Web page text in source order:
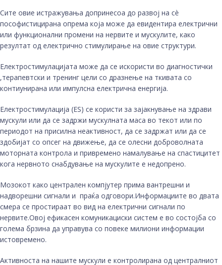
Сите овие истражувања допринесоа до развој на сè
пософистицирана опрема која може да евидентира електрични
или функционални промени на нервите и мускулите, како
резултат од електрично стимулирање на овие структури.
Електростимулацијата може да се искористи во диагностички
,терапевтски и тренинг цели со дразнење на ткивата со
контиунирана или импулсна електрична енергија.
Електростимулација (ES) се користи за зајакнување на здрави
мускули или да се задржи мускулната маса во текот или по
периодот на присилна неактивност, да се задржат или да се
здобијат со опсег на движење, да се олесни доброволната
моторната контрола и привремено намалување на спастицитет
кога нервното снабдување на мускулите е недопрено.
Мозокот како централен компјутер прима вантрешни и
надворешни сигнали и праќа одговори.Информациите во двата
смера се простираат во вид на електрични сигнали по
нервите.Овој ефикасен комуникациски систем е во состојба со
голема брзина да управува со повеке милиони информации
истовремено.
Активноста на нашите мускули е контролирана од централниот